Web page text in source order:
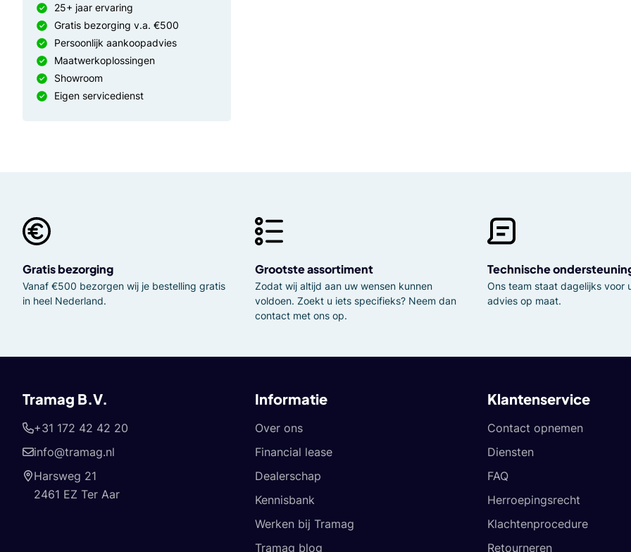
25+ jaar ervaring
Gratis bezorging v.a. €500
Persoonlijk aankoopadvies
Maatwerkoplossingen
Showroom
Eigen servicedienst
Gratis bezorging
Vanaf €500 bezorgen wij je bestelling gratis
in heel Nederland.
Grootste assortiment
Zodat wij altijd aan uw wensen kunnen
voldoen. Zoekt u iets specifieks? Neem dan
contact met ons op.
Technische
Ons team staat dagelijks voor
advies op maat.
Tramag B.V.
+31 172 42 42 20
info@tramag.nl
Harsweg 21
2461 EZ Ter Aar
Informatie
Over ons
Financial lease
Dealerschap
Kennisbank
Werken bij Tramag
Tramag blog
Klantenservice
Contact opnemen
Diensten
FAQ
Herroepingsrecht
Klachtenprocedure
Retourneren